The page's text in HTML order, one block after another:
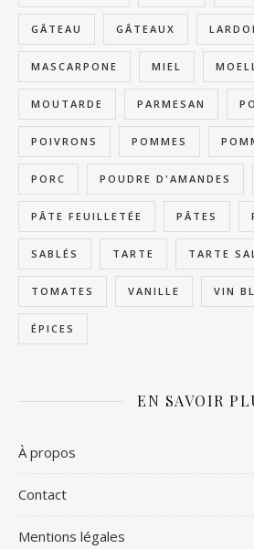
GÂTEAU GÂTEAUX
MASCARPONE MIEL
MOUTARDE PARMESAN
POIVRONS POMMES
PORC POUDRE D'AMANDES
PÂTE FEUILLETÉE PÂTES
SABLÉS TARTE TARTE
TOMATES VANILLE VIN
ÉPICES
EN SAVOIR
À propos
Contact
Mentions légales